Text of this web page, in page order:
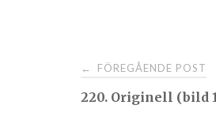
Post
navigation
← FÖREGÅENDE POST
220. Originell (bild